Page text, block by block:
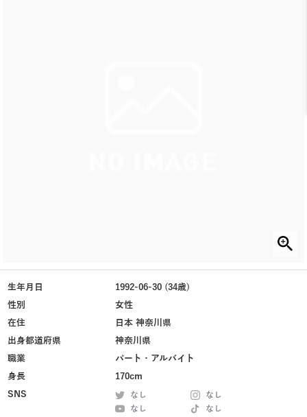
生年月日
1992-06-30 (34歳)
性別
女性
在住
日本 神奈川県
出身都道府県
神奈川県
職業
パート・アルバイト
身長
170cm
SNS
なし
なし
なし
なし